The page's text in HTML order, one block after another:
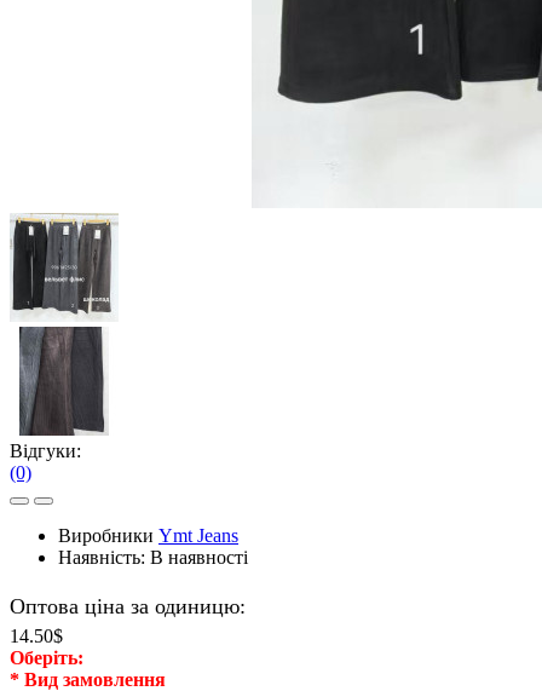
Відгуки:
(0)
Виробники Ymt Jeans
Наявність: В наявності
Оптова ціна за одиницю:
14.50$
Оберiть:
* Вид замовлення